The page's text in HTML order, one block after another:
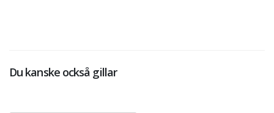
Du kanske också gillar